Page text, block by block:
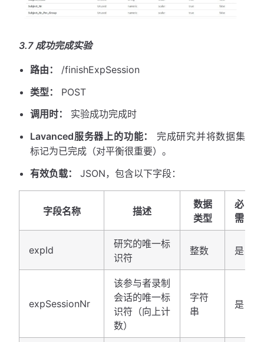
3.7 成功完成实验
路由：
/finishExpSession
类型：
POST
调用时：
实验成功完成时
Lavanced服务器上的功能：
完成研究并将数据集
标记为已完成（对平衡很重要）。
有效负载：
JSON，包含以下字段：
字段名称 描述
数据
类型
必
需
expId
研究的唯一标
识符
整数 是
expSessionNr
该参与者录制
会话的唯一标
识符（向上计
数）
字符
串
是